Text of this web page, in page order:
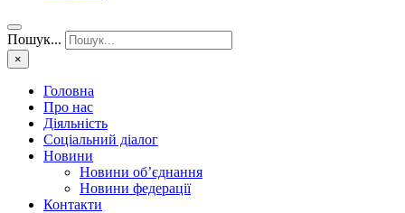
Пошук...
×
Головна
Про нас
Діяльність
Соціальний діалог
Новини
Новини об’єднання
Новини федерації
Контакти